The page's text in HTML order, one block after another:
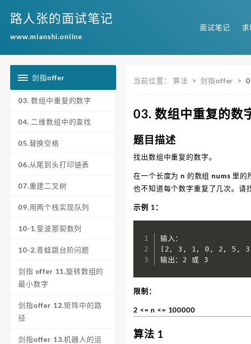
路人张的面试笔记
www.mianshi.online
面试笔记
当前位置： 算法 >剑指offer >
03. 数组中重复的数
题目描述
找出数组中重复的数字。
在一个长度为 n 的数组 nums 里的
也不知道每个数字重复了几次。请
示例 1：
[ 2, 3, 1, 0, 2, 5, 3
输出：2 或 3
限制：
2 <= n <= 100000
算法 1
剑指offer
03. 数组中重复的数字
04. 二维数组中的查找
05.替换空格
06.从尾到头打印链表
07.重建二叉树
09.用两个栈实现队列
10-1.斐波那契数列
10-2.青蛙跳台阶问题
剑指 offer 11.旋转数组的
最小数字
剑指offer 12.矩阵中的路
径
剑指offer 13.机器人的运